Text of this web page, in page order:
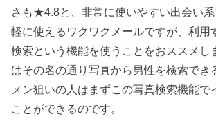
さも★4.8と、非常に使いやすい出会い
軽に使えるワクワクメールですが、利用
検索という機能を使うことをおススメし
はその名の通り写真から男性を検索でき
メン狙いの人はまずこの写真検索機能で
ことができるのです。